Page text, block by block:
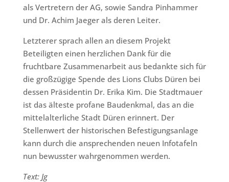
als Vertretern der AG, sowie Sandra Pinhammer
und Dr. Achim Jaeger als deren Leiter.
Letzterer sprach allen an diesem Projekt
Beteiligten einen herzlichen Dank für die
fruchtbare Zusammenarbeit aus bedankte sich für
die großzügige Spende des Lions Clubs Düren bei
dessen Präsidentin Dr. Erika Kim. Die Stadtmauer
ist das älteste profane Baudenkmal, das an die
mittelalterliche Stadt Düren erinnert. Der
Stellenwert der historischen Befestigungsanlage
kann durch die ansprechenden neuen Infotafeln
nun bewusster wahrgenommen werden.
Text: Jg